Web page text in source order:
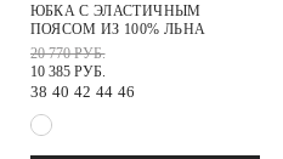
ЮБКА С ЭЛАСТИЧНЫМ
ПОЯСОМ ИЗ 100% ЛЬНА
20 770 РУБ.
10 385 РУБ.
38 40 42 44 46